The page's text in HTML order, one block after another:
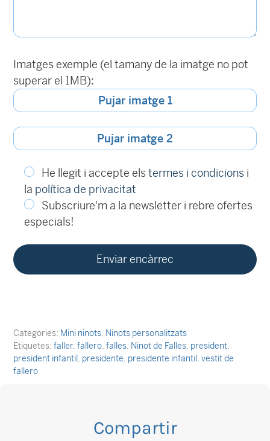
Imatges exemple (el tamany de la imatge no pot
superar el 1MB):
Pujar imatge 1
Pujar imatge 2
He llegit i accepte elstermes i condicions i
la política de privacitat
Subscriure'm a la newsletter i rebre ofertes
especials!
Categories: Mini ninots Ninots personalitzats
Etiquetes: faller, fallero falles Ninot de Falles president
president infantil presidente presidente infantil vestit de
fallero
Compartir